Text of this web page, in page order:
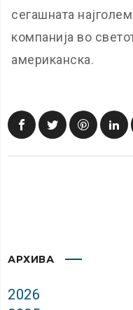
сегашната
компанија во
американска.
АРХИВА
2026